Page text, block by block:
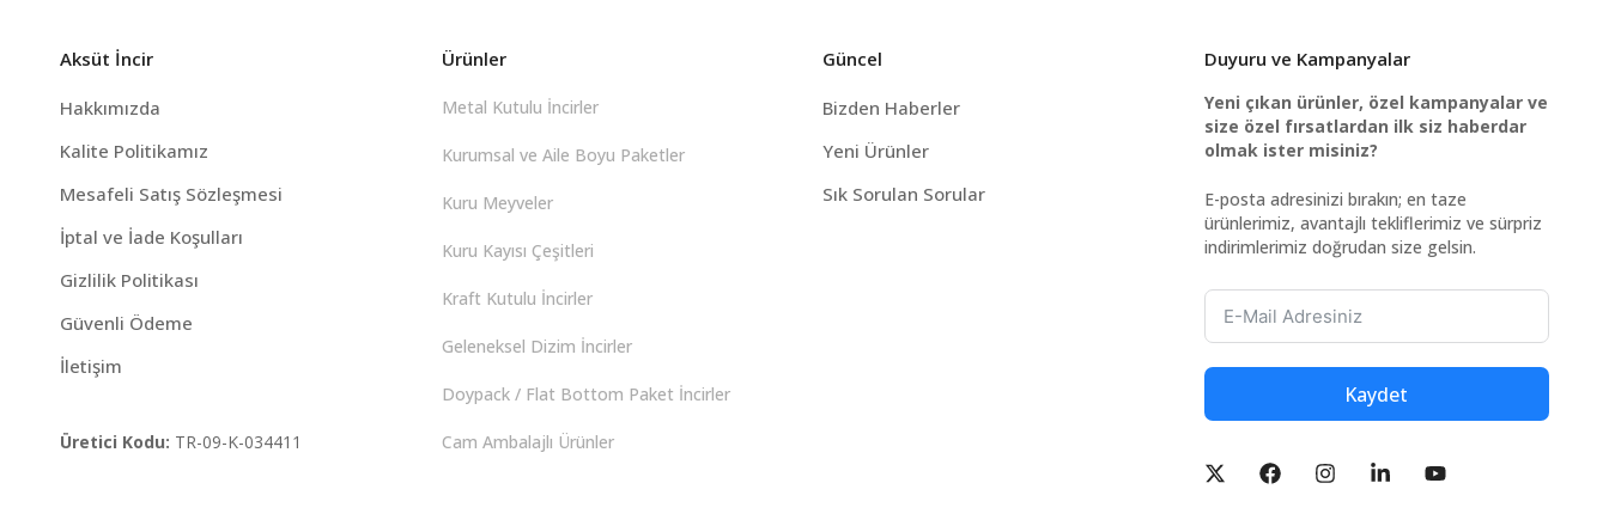
Aksüt İncir
Hakkımızda
Kalite Politikamız
Mesafeli Satış Sözleşmesi
İptal ve İade Koşulları
Gizlilik Politikası
Güvenli Ödeme
İletişim
Üretici Kodu: TR-09-K-034411
Ürünler
Metal Kutulu İncirler
Kurumsal ve Aile Boyu Paketler
Kuru Meyveler
Kuru Kayısı Çeşitleri
Kraft Kutulu İncirler
Geleneksel Dizim İncirler
Doypack / Flat Bottom Paket İncirler
Cam Ambalajlı Ürünler
Güncel
Bizden Haberler
Yeni Ürünler
Sık Sorulan Sorular
Duyuru ve Kampanyalar
Yeni çıkan ürünler, özel kampanyalar ve
size özel fırsatlardan ilk siz haberdar
olmak ister misiniz?
E-posta adresinizi bırakın; en taze
ürünlerimiz, avantajlı tekliflerimiz ve sürpriz
indirimlerimiz doğrudan size gelsin.
Kaydet